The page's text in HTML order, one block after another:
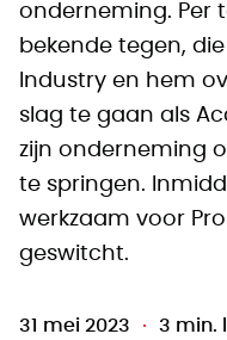
onderneming. Per
bekende tegen,
Industry en hem
slag te gaan als
zijn onderneming
te springen.
werkzaam voor
geswitcht.
31 mei 2023 3 min.